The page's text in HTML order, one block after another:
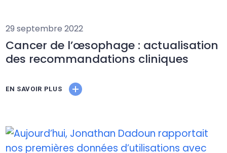
29 septembre 2022
Cancer de l’œsophage : actualisation
des recommandations cliniques
EN SAVOIR PLUS